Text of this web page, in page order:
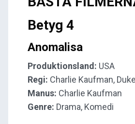
Betyg 4
Anomalisa
Produktionsland: USA
Regi: Charlie Kaufman,
Manus: Charlie Kaufman
Genre: Drama, Komedi